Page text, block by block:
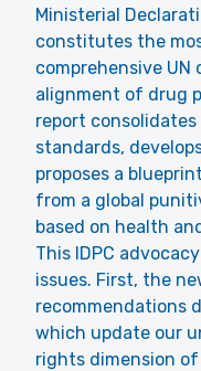
Ministerial
constitutes the
comprehensive
alignment of drug
report
standards,
proposes a
from a global
based on health
This IDPC
issues. First, the
recommendations
which update our
rights dimension